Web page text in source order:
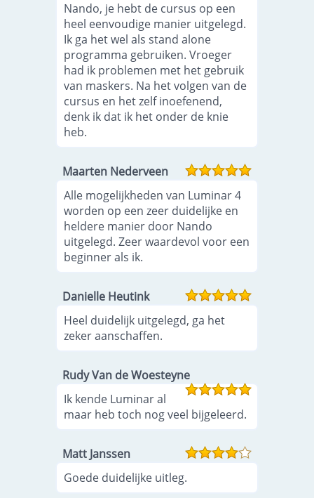
Nando, je hebt de cursus op een
heel eenvoudige manier uitgelegd.
Ik ga het wel als stand alone
programma gebruiken. Vroeger
had ik problemen met het gebruik
van maskers. Na het volgen van de
cursus en het zelf inoefenend,
denk ik dat ik het onder de knie
heb.
Maarten Nederveen
Alle mogelijkheden van Luminar 4
worden op een zeer duidelijke en
heldere manier door Nando
uitgelegd. Zeer waardevol voor een
beginner als ik.
Danielle Heutink
Heel duidelijk uitgelegd, ga het
zeker aanschaffen.
Rudy Van de Woesteyne
Ik kende Luminar al
maar heb toch nog veel bijgeleerd.
Matt Janssen
Goede duidelijke uitleg.